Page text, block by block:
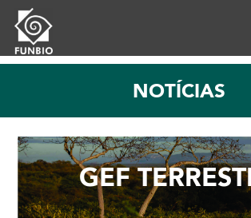
NOTÍCIAS
GEF